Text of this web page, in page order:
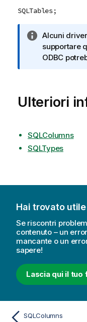
SQLTables;
N
o
t
f
m
a
Alcuni driver
supportare
ODBC
Ulteriori
SQLColumns
SQLTypes
Hai trovato
Se riscontri
contenuto – un
mancante o un
sapere!
Lascia qui il tuo
SQLColumns